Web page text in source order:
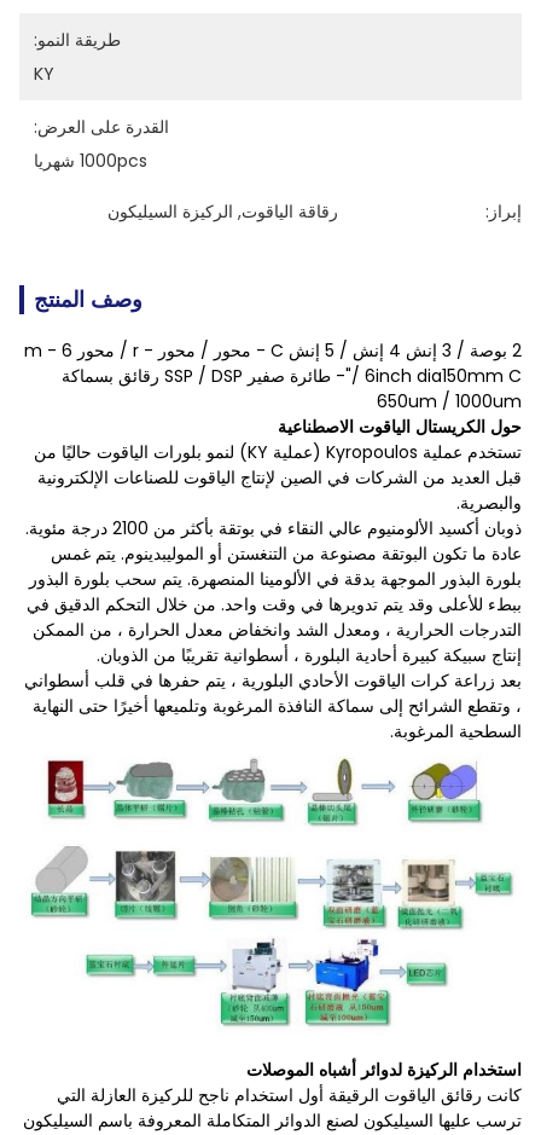
طريقة النمو:
KY
القدرة على العرض:
1000pcs شهريا
إبراز: رقاقة الياقوت, الركيزة السيليكون
وصف المنتج
2 بوصة / 3 إنش 4 إنش / 5 إنش C - محور / محور - r / محور m - 6
"/ 6inch dia150mm C- طائرة صفير SSP / DSP رقائق بسماكة
650um / 1000um
حول الكريستال الياقوت الاصطناعية
تستخدم عملية Kyropoulos (عملية KY) لنمو بلورات الياقوت حاليًا من
قبل العديد من الشركات في الصين لإنتاج الياقوت للصناعات الإلكترونية
والبصرية.
ذوبان أكسيد الألومنيوم عالي النقاء في بوتقة بأكثر من 2100 درجة مئوية.
عادة ما تكون البوتقة مصنوعة من التنغستن أو الموليبدينوم. يتم غمس
بلورة البذور الموجهة بدقة في الألومينا المنصهرة. يتم سحب بلورة البذور
ببطء للأعلى وقد يتم تدويرها في وقت واحد. من خلال التحكم الدقيق في
التدرجات الحرارية ، ومعدل الشد وانخفاض معدل الحرارة ، من الممكن
إنتاج سبيكة كبيرة أحادية البلورة ، أسطوانية تقريبًا من الذوبان.
بعد زراعة كرات الياقوت الأحادي البلورية ، يتم حفرها في قلب أسطواني
، وتقطع الشرائح إلى سماكة النافذة المرغوبة وتلميعها أخيرًا حتى النهاية
السطحية المرغوبة.
استخدام الركيزة لدوائر أشباه الموصلات
كانت رقائق الياقوت الرقيقة أول استخدام ناجح للركيزة العازلة التي
ترسب عليها السيليكون لصنع الدوائر المتكاملة المعروفة باسم السيليكون